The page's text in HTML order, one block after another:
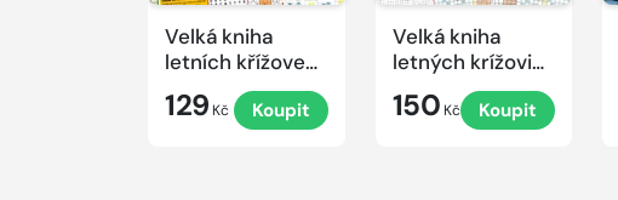
Velká kniha
letních křížovek
129 Kč Koupit
Velká kniha
letných krížoviek
s TV JOJ 2026
150 Kč Koupit